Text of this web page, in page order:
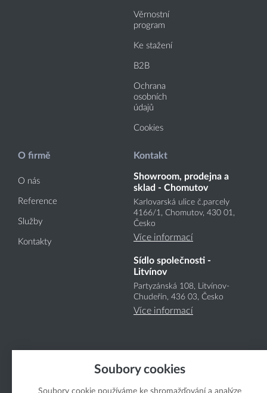
Věrnostní
program
Ke stažení
B2B
Ochrana
osobních
údajů
Cookies
O firmě
O nás
Reference
Služby
Kontakty
Kontakt
Showroom, prodejna a
sklad - Chomutov
Karlovarská ulice č.parcely
4166/1, Chomutov, 430 01,
Česko
Více informací
Sídlo společnosti -
Litvínov
Partyzánská 108, Litvínov-
Chudeřín, 436 03, Česko
Více informací
Soubory cookies
Soubory cookie používáme ke shromažďování a analýze